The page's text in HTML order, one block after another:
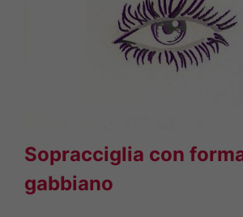
Sopracciglia con
gabbiano